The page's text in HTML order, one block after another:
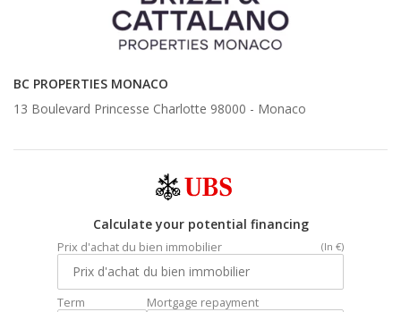
BC PROPERTIES MONACO
13 Boulevard Princesse Charlotte 98000 - Monaco
Calculate your potential financing
Prix d'achat du bien immobilier (In €)
Term
Mortgage repayment